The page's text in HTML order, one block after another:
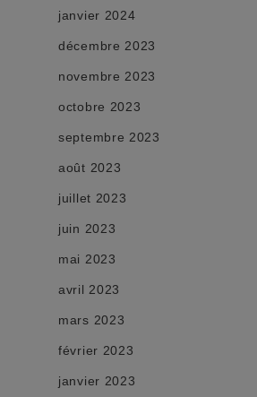
janvier 2024
décembre 2023
novembre 2023
octobre 2023
septembre 2023
août 2023
juillet 2023
juin 2023
mai 2023
avril 2023
mars 2023
février 2023
janvier 2023